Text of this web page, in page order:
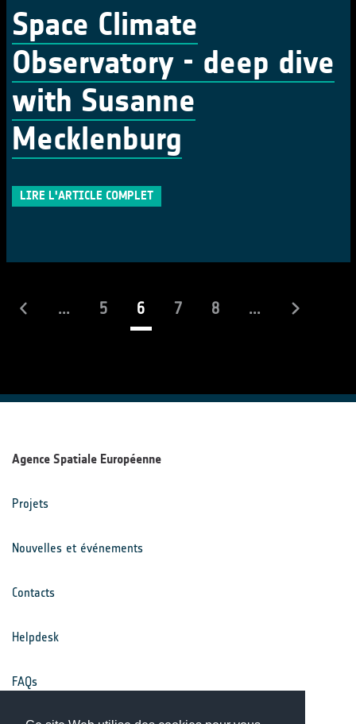
Space Climate
Observatory - deep dive
with Susanne
Mecklenburg
LIRE L'ARTICLE COMPLET
... 5 6(actuel)
7 8 ...
Agence Spatiale Européenne
Projets
Nouvelles et événements
Contacts
Helpdesk
FAQs